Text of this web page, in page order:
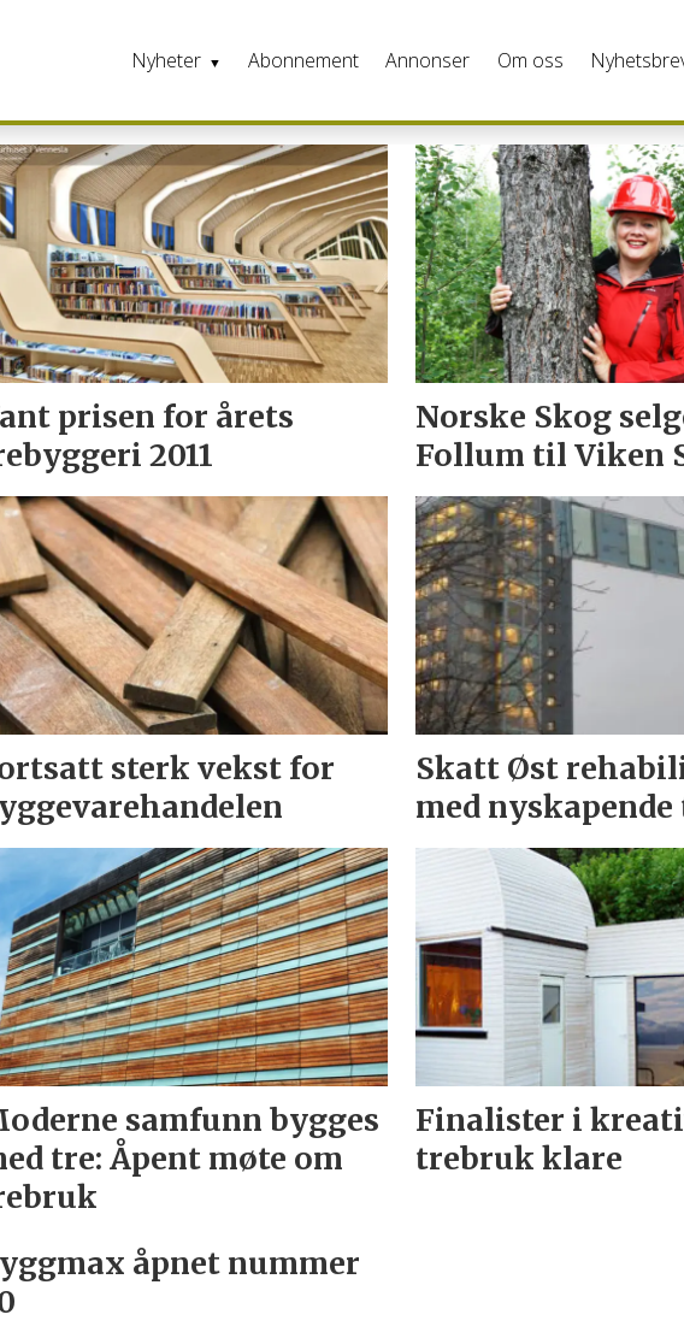
Nyheter Abonnement Annonser Om oss
prisen for årets
2011
Norske Skog
Follum til Viken
sterk vekst for
Skatt Øst
med
samfunn bygges
tre: Åpent møte om
Finalister i
trebruk klare
åpnet nummer